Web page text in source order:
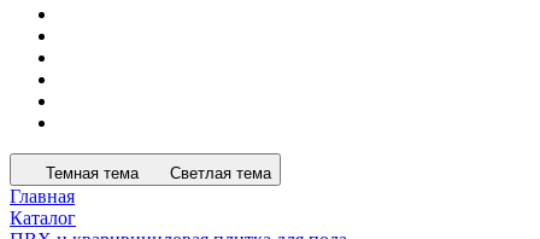
Темная тема Светлая тема
Главная
Каталог